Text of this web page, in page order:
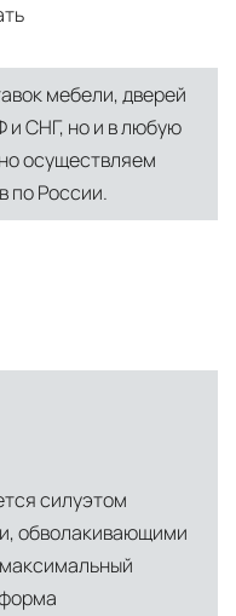
мебели, дверей
и СНГ, но и в любую
осуществляем
по России.
силуэтом
обволакивающими